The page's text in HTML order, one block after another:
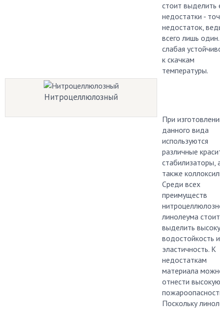
стоит выделить
недостатки -
недостаток,
всего лишь
слабая
к скачкам
температуры.
Нитроцеллюлозный
При
данного вида
используются
различные
стабилизаторы,
также
Среди всех
преимуществ
линолеума стоит
выделить
водостойкость и
эластичность. К
недостаткам
материала
отнести высокую
Поскольку